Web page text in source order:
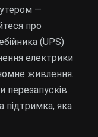
—
про
(UPS)
електрики
живлення.
перезапусків
підтримка, яка